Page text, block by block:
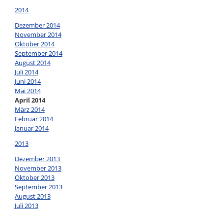
2014
Dezember 2014
November 2014
Oktober 2014
September 2014
August 2014
Juli 2014
Juni 2014
Mai 2014
April 2014
März 2014
Februar 2014
Januar 2014
2013
Dezember 2013
November 2013
Oktober 2013
September 2013
August 2013
Juli 2013